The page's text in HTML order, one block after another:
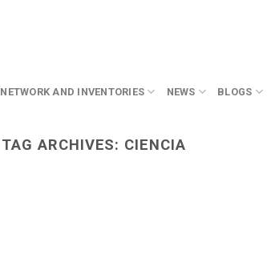
NETWORK AND INVENTORIES NEWS BLOGS
TAG ARCHIVES: CIENCIA